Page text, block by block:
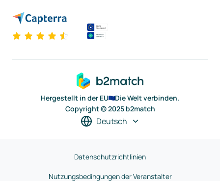
Hergestellt in der EU
Die Welt verbinden.
Copyright © 2025 b2match
Deutsch
Datenschutzrichtlinien
Nutzungsbedingungen der Veranstalter